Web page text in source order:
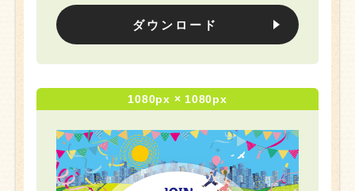
ダウンロード
1080px × 1080px